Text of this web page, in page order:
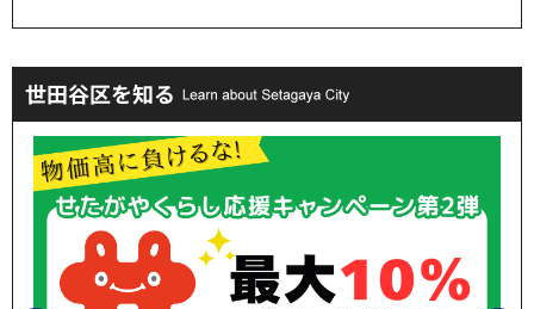
世田谷区を知る